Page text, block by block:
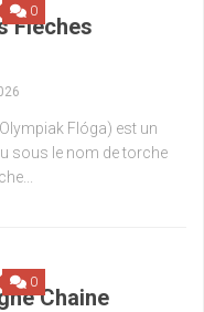
0
Fleches
Flóga) est un
sous le nom de torche
0
Chaine